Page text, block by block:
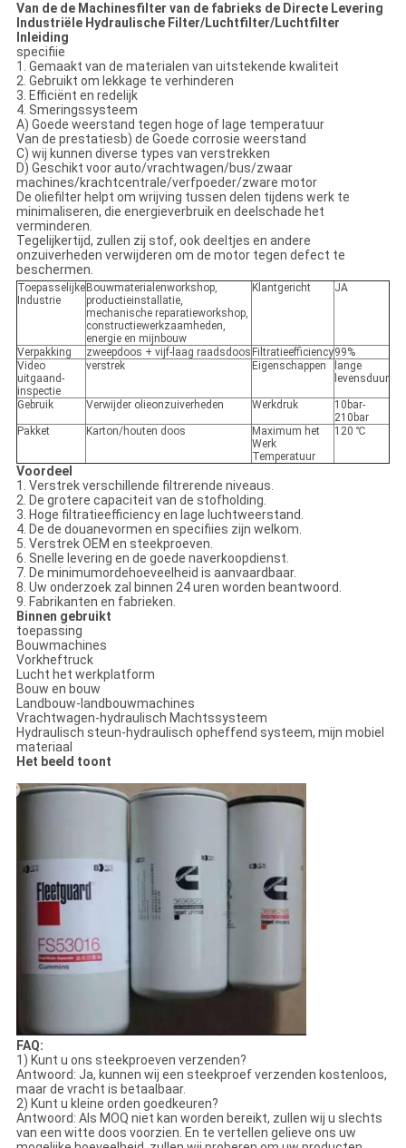
Van de de Machinesfilter van de fabrieks de Directe Levering
Industriële Hydraulische Filter/Luchtfilter/Luchtfilter
Inleiding
specifiie
1. Gemaakt van de materialen van uitstekende kwaliteit
2. Gebruikt om lekkage te verhinderen
3. Efficiënt en redelijk
4. Smeringssysteem
A) Goede weerstand tegen hoge of lage temperatuur
Van de prestatiesb) de Goede corrosie weerstand
C) wij kunnen diverse types van verstrekken
D) Geschikt voor auto/vrachtwagen/bus/zwaar
machines/krachtcentrale/verfpoeder/zware motor
De oliefilter helpt om wrijving tussen delen tijdens werk te
minimaliseren, die energieverbruik en deelschade het
verminderen.
Tegelijkertijd, zullen zij stof, ook deeltjes en andere
onzuiverheden verwijderen om de motor tegen defect te
beschermen.
Toepasselijke
Industrie
Bouwmaterialenworkshop,
productieinstallatie,
mechanische reparatieworkshop,
constructiewerkzaamheden,
energie en mijnbouw
Klantgericht JA
Verpakking zweepdoos + vijf-laag raadsdoos Filtratieefficiency99%
Video
uitgaand-
inspectie
verstrek Eigenschappen
lange
levensduur
Gebruik Verwijder olieonzuiverheden Werkdruk
10bar-
210bar
Pakket
Karton/houten doos
Maximum het
Werk
Temperatuur
120 ℃
Voordeel
1. Verstrek verschillende filtrerende niveaus.
2. De grotere capaciteit van de stofholding.
3. Hoge filtratieefficiency en lage luchtweerstand.
4. De de douanevormen en specifiies zijn welkom.
5. Verstrek OEM en steekproeven.
6. Snelle levering en de goede naverkoopdienst.
7. De minimumordehoeveelheid is aanvaardbaar.
8. Uw onderzoek zal binnen 24 uren worden beantwoord.
9. Fabrikanten en fabrieken.
Binnen gebruikt
toepassing
Bouwmachines
Vorkheftruck
Lucht het werkplatform
Bouw en bouw
Landbouw-landbouwmachines
Vrachtwagen-hydraulisch Machtssysteem
Hydraulisch steun-hydraulisch opheffend systeem, mijn mobiel
materiaal
Het beeld toont
FAQ:
1) Kunt u ons steekproeven verzenden?
Antwoord: Ja, kunnen wij een steekproef verzenden kostenloos,
maar de vracht is betaalbaar.
2) Kunt u kleine orden goedkeuren?
Antwoord: Als MOQ niet kan worden bereikt, zullen wij u slechts
van een witte doos voorzien. En te vertellen gelieve ons uw